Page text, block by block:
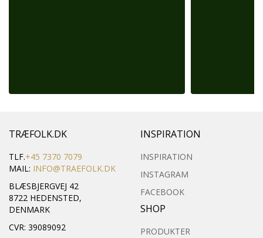
TRÆFOLK.DK
TLF.+45 7370 7079
MAIL: INFO@TRAEFOLK.DK
BLÆSBJERGVEJ 42
8722 HEDENSTED,
DENMARK
CVR: 39089092
INSPIRATION
INSPIRATION
INSTAGRAM
FACEBOOK
SHOP
PRODUKTER